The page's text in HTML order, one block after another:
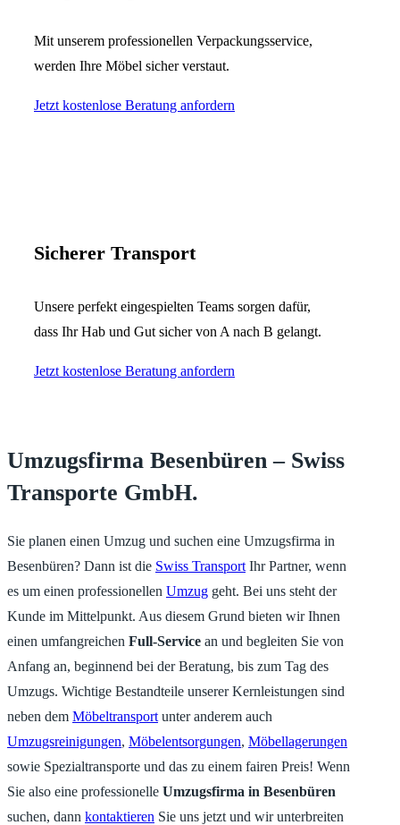
Mit unserem professionellen Verpackungsservice,
werden Ihre Möbel sicher verstaut.
Jetzt kostenlose Beratung anfordern
Sicherer Transport
Unsere perfekt eingespielten Teams sorgen dafür,
dass Ihr Hab und Gut sicher von A nach B gelangt.
Jetzt kostenlose Beratung anfordern
Umzugsfirma Besenbüren – Swiss
Transporte GmbH.
Sie planen einen Umzug und suchen eine Umzugsfirma in
Besenbüren? Dann ist die Swiss Transport Ihr Partner, wenn
es um einen professionellen Umzug geht. Bei uns steht der
Kunde im Mittelpunkt. Aus diesem Grund bieten wir Ihnen
einen umfangreichen Full-Service an und begleiten Sie von
Anfang an, beginnend bei der Beratung, bis zum Tag des
Umzugs. Wichtige Bestandteile unserer Kernleistungen sind
neben dem Möbeltransport unter anderem auch
Umzugsreinigungen, Möbelentsorgungen, Möbellagerungen
sowie Spezialtransporte und das zu einem fairen Preis! Wenn
Sie also eine professionelle Umzugsfirma in Besenbüren
suchen, dann kontaktieren Sie uns jetzt und wir unterbreiten